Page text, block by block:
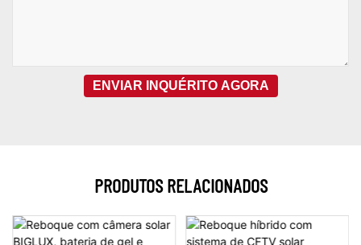
ENVIAR INQUÉRITO AGORA
PRODUTOS RELACIONADOS